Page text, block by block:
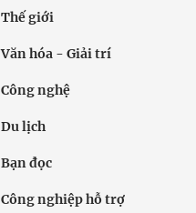
Thế giới
Văn hóa - Giải trí
Công nghệ
Du lịch
Bạn đọc
Công nghiệp hỗ trợ